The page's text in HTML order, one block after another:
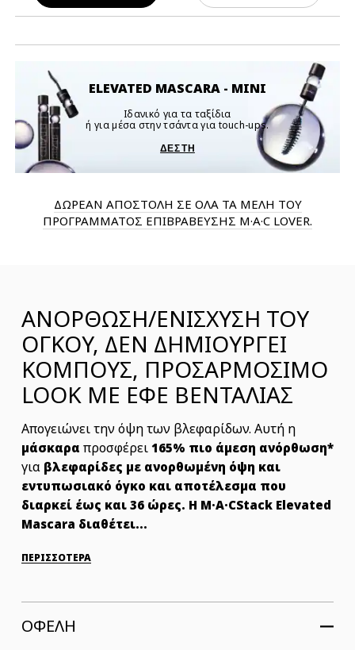
ELEVATED MASCARA - MINI
Ιδανικό για τα ταξίδια
ή για μέσα στην τσάντα για touch-ups.
ΔΕΣ ΤΗ
ΔΩΡΕΑΝ ΑΠΟΣΤΟΛΗ ΣΕ ΟΛΑ ΤΑ ΜΕΛΗ ΤΟΥ
ΠΡΟΓΡΑΜΜΑΤΟΣ ΕΠΙΒΡΑΒΕΥΣΗΣ M·A·C LOVER.
ΑΝΟΡΘΩΣΗ/ΕΝΙΣΧΥΣΗ ΤΟΥ
ΟΓΚΟΥ, ΔΕΝ ΔΗΜΙΟΥΡΓΕΙ
ΚΟΜΠΟΥΣ, ΠΡΟΣΑΡΜΟΣΙΜΟ
LOOK ΜΕ ΕΦΕ ΒΕΝΤΑΛΙΑΣ
Απογειώνει την όψη των βλεφαρίδων. Αυτή η
μάσκαρα προσφέρει 165% πιο άμεση ανόρθωση*
για βλεφαρίδες με ανορθωμένη όψη και
εντυπωσιακό όγκο και αποτέλεσμα που
διαρκεί έως και 36 ώρες. Η M·A·CStack Elevated
Mascara διαθέτει...
ΠΕΡΙΣΣΟΤΕΡΑ
ΟΦΕΛΗ